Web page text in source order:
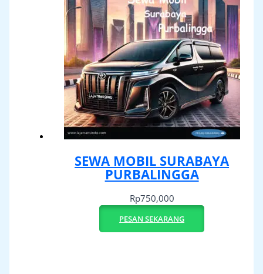
SEWA MOBIL SURABAYA
PURBALINGGA
Rp750,000
PESAN SEKARANG